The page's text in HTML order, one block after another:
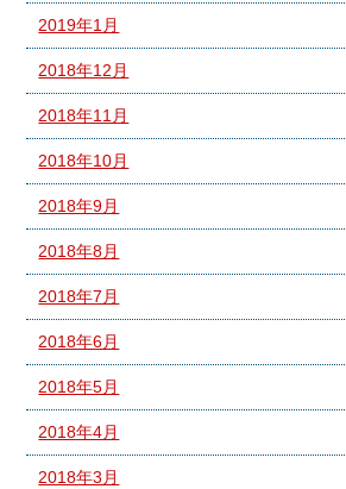
2019年1月
2018年12月
2018年11月
2018年10月
2018年9月
2018年8月
2018年7月
2018年6月
2018年5月
2018年4月
2018年3月